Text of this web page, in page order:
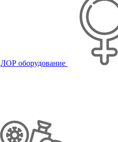
ЛОР оборудование